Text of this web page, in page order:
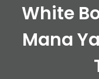
White
Mana